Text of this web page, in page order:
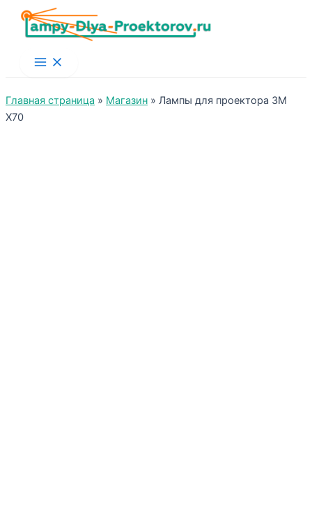
Main
Menu
Главная страница » Магазин » Лампы для проектора 3M
X70